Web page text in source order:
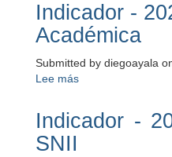
2023
-
Académica
Indicador -
Académica
Submitted by diegoayala
Lee más
2022
Indicador -
SNII